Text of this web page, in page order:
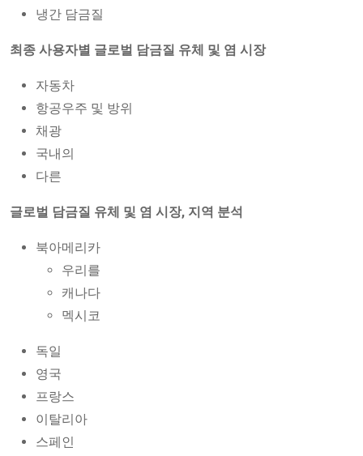
냉간 담금질
최종 사용자별 글로벌 담금질 유체 및 염 시장
자동차
항공우주 및 방위
채광
국내의
다른
글로벌 담금질 유체 및 염 시장, 지역 분석
북아메리카
우리를
캐나다
멕시코
독일
영국
프랑스
이탈리아
스페인